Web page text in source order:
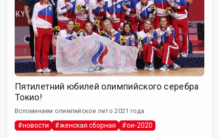
Пятилетний юбилей олимпийского серебра
Токио!
Вспоминаем олимпийское лето 2021 года
#новости #женская сборная #ои-2020